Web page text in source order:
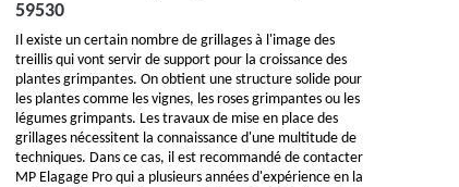
59530
Il existe un certain nombre de grillages à l'image des
treillis qui vont servir de support pour la croissance des
plantes grimpantes. On obtient une structure solide pour
les plantes comme les vignes, les roses grimpantes ou les
légumes grimpants. Les travaux de mise en place des
grillages nécessitent la connaissance d'une multitude de
techniques. Dans ce cas, il est recommandé de contacter
MP Elagage Pro qui a plusieurs années d'expérience en la